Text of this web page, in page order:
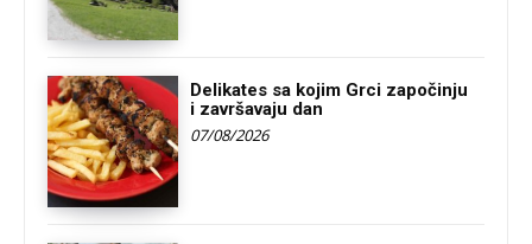
Delikates sa kojim Grci započinju
i završavaju dan
07/08/2026